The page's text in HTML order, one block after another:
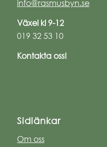
info@rasmusbyn.se
Växel kl 9-12
019 32 53 10
Kontakta oss!
Sidlänkar
Om oss